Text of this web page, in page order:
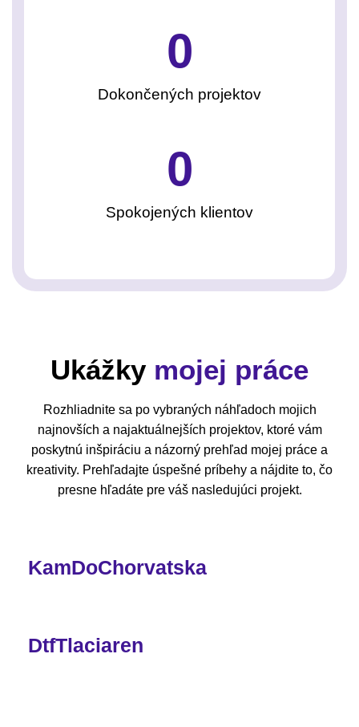
Dokončených projektov
0
Spokojených klientov
0
Ukážkymojej práce
Rozhliadnite sa po vybraných náhľadoch mojich
najnovších a najaktuálnejších projektov, ktoré vám
poskytnú inšpiráciu a názorný prehľad mojej práce a
kreativity. Prehľadajte úspešné príbehy a nájdite to, čo
presne hľadáte pre váš nasledujúci projekt.
KamDoChorvatska
DtfTlaciaren